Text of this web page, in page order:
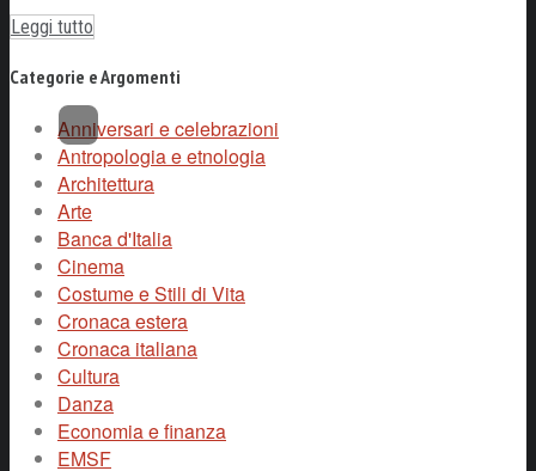
Leggi tutto
Categorie e Argomenti
Anniversari e celebrazioni
Antropologia e etnologia
Architettura
Arte
Banca d'Italia
Cinema
Costume e Stili di Vita
Cronaca estera
Cronaca italiana
Cultura
Danza
Economia e finanza
EMSF